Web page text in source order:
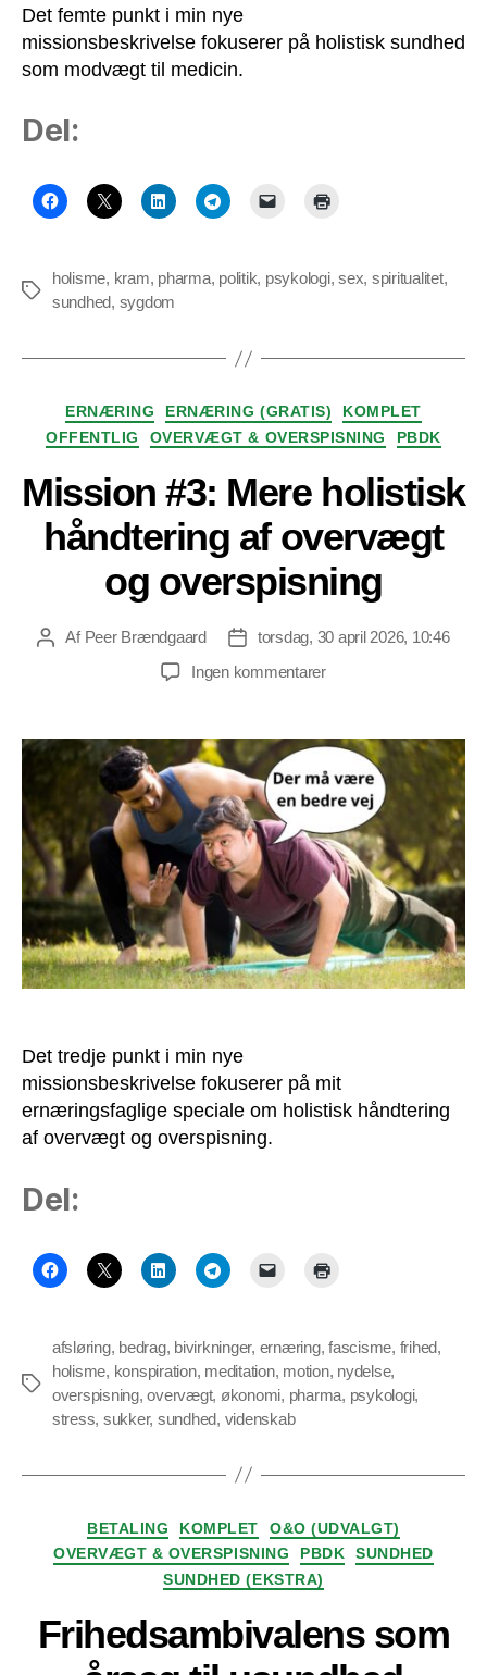
Det femte punkt i min nye
missionsbeskrivelse fokuserer på holistisk sundhed
som modvægt til medicin.
Del:
Tags
holisme, kram, pharma, politik, psykologi,sex, spiritualitet,
sundhed, sygdom
Kategorier
ERNÆRING ERNÆRING (GRATIS)
KOMPLET
OFFENTLIG
OVERVÆGT & OVERSPISNING PBDK
Mission #3: Mere holistisk
håndtering af overvægt
og overspisning
Indlægsforfatter
Af Peer Brændgaard Indlægsdato
torsdag, 30 april 2026, 10:46
Ingen kommentarertil
Mere
holistisk
håndtering
overvægt
og
overspisning
Det tredje punkt i min nye
missionsbeskrivelse fokuserer på mit
ernæringsfaglige speciale om holistisk håndtering
af overvægt og overspisning.
Del:
Tags
afsløring, bedrag, bivirkninger, ernæring,fascisme, frihed,
holisme, konspiration, meditation, motion, nydelse,
overspisning,overvægt, økonomi, pharma, psykologi,
stress, sukker, sundhed, videnskab
Kategorier
BETALING KOMPLET
O&O (UDVALGT)
OVERVÆGT & OVERSPISNING
PBDK
SUNDHED
SUNDHED (EKSTRA)
Frihedsambivalens som